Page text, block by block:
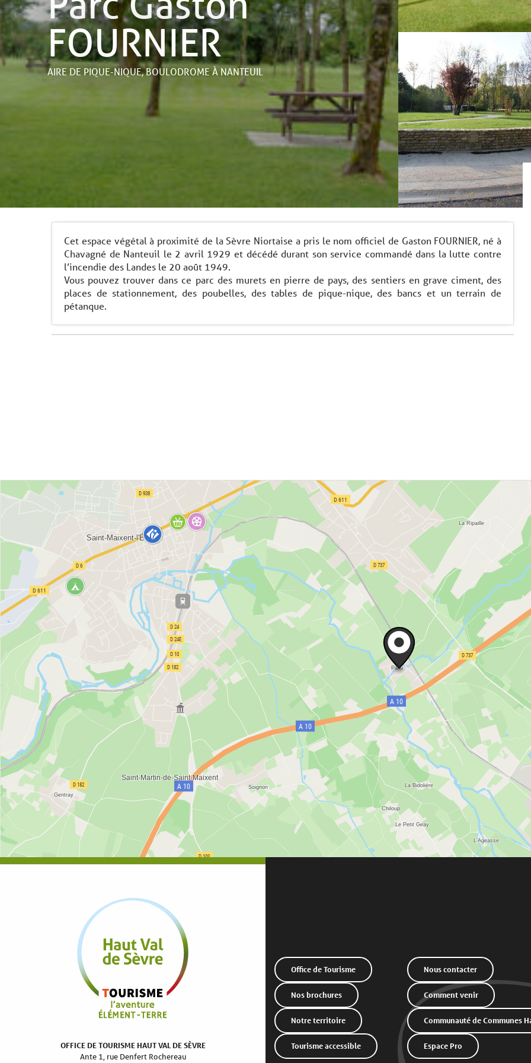
FOURNIER
AIRE DE PIQUE-NIQUE,BOULODROMEÀ NANTEUIL
Cet espace végétal à proximité de la Sèvre Niortaise a pris le nom officiel de Gaston FOURNIER, né à
Chavagné de Nanteuil le 2 avril 1929 et décédé durant son service commandé dans la lutte contre
l’incendie des Landes le 20 août 1949.
Vous pouvez trouver dans ce parc des murets en pierre de pays, des sentiers en grave ciment, des
places de stationnement, des poubelles, des tables de pique-nique, des bancs et un terrain de
pétanque.
OFFICE DE TOURISME HAUT VAL DE SÈVRE
Ante 1, rue Denfert Rochereau
Office de Tourisme Nous contacter
Nos brochures Comment venir
Notre territoire Communauté de Communes
Tourisme accessible Espace Pro